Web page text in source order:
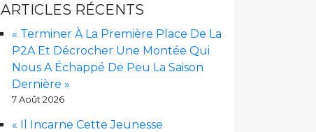
ARTICLES RÉCENTS
« Terminer À La Première Place De La
P2A Et Décrocher Une Montée Qui
Nous A Échappé De Peu La Saison
Dernière »
7 Août 2026
« Il Incarne Cette Jeunesse